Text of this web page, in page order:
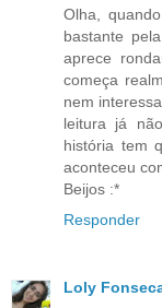
Olha,
bastante
aprece
começa
nem
leitura já
história tem
aconteceu
Beijos :*
Responder
Loly